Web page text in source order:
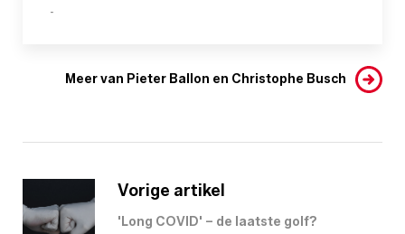
-
Meer van Pieter Ballon en Christophe Busch
Vorige artikel
'Long COVID' – de laatste golf?